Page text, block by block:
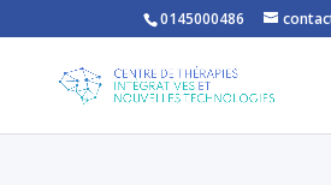
0145000486